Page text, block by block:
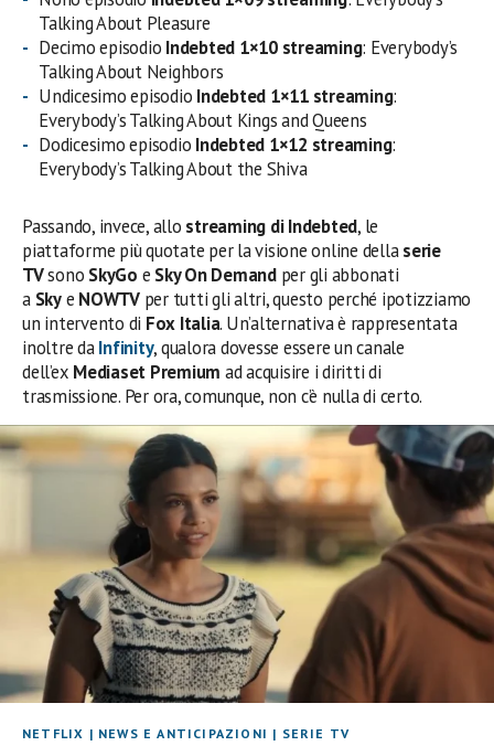
Talking About Pleasure
Decimo episodio Indebted 1×10 streaming: Everybody’s
Talking About Neighbors
Undicesimo episodio Indebted 1×11 streaming:
Everybody’s Talking About Kings and Queens
Dodicesimo episodio Indebted 1×12 streaming:
Everybody’s Talking About the Shiva
Passando, invece, allo streaming di Indebted, le
piattaforme più quotate per la visione online dellaserie
TVsono SkyGo e Sky On Demandper gli abbonati
a Skye NOWTVper tutti gli altri, questo perché ipotizziamo
un intervento di Fox Italia. Un’alternativa è rappresentata
inoltre daInfinity, qualora dovesse essere un canale
dell’ex Mediaset Premium ad acquisire i diritti di
trasmissione. Per ora, comunque, non c’è nulla di certo.
NETFLIX | NEWS E ANTICIPAZIONI | SERIE TV